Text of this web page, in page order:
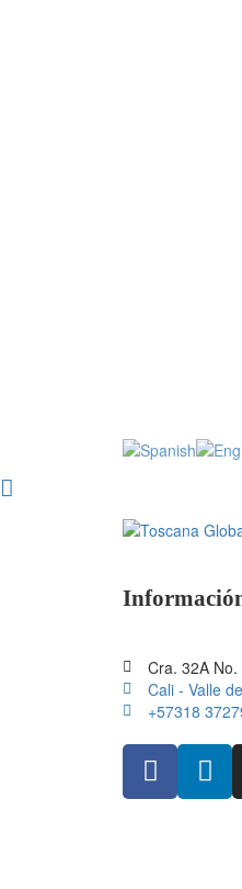
Cra. 32A
Cali - Valle
+57318